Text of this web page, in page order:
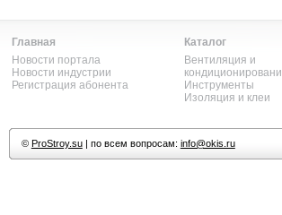
Главная
Новости портала
Новости индустрии
Регистрация абонента
Каталог
Вентиляция и
Инструменты
Изоляция и клеи
© ProStroy.su| по всем вопросам: info@okis.ru